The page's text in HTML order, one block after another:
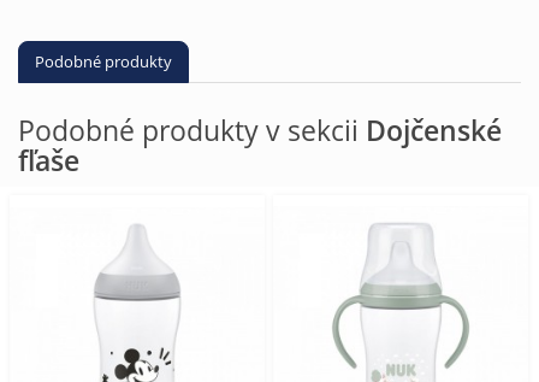
Podobné produkty
Podobné produkty v sekcii Dojčenské
fľaše